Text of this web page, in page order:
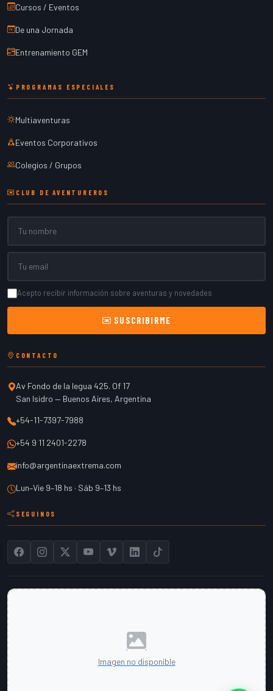
Cursos / Eventos
De una Jornada
Entrenamiento GEM
PROGRAMAS ESPECIALES
Multiaventuras
Eventos Corporativos
Colegios / Grupos
CLUB DE AVENTUREROS
Acepto recibir información sobre aventuras y novedades
SUSCRIBIRME
CONTACTO
Av Fondo de la legua 425. Of 17
San Isidro — Buenos Aires, Argentina
+54-11-7397-7988
+54 9 11 2401-2278
info@argentinaextrema.com
Lun–Vie 9–18 hs · Sáb 9–13 hs
SEGUINOS
Imagen no disponible